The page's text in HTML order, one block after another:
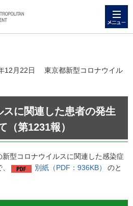
12月22日 東京都新型コロナウイル
に関連した患者の発生
（第1231報）
型コロナウイルスに関連した感染症
別紙（PDF：936KB）
のと